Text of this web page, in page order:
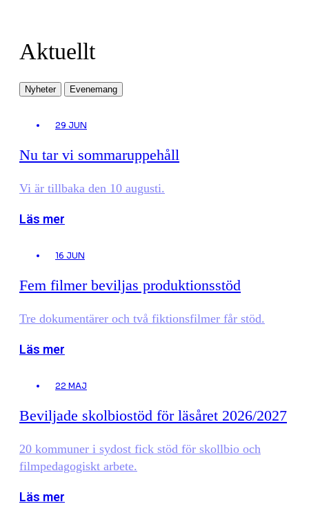
Aktuellt
Nyheter Evenemang
29 JUN
Nu tar vi sommaruppehåll
Vi är tillbaka den 10 augusti.
Läs mer
16 JUN
Fem filmer beviljas produktionsstöd
Tre dokumentärer och två fiktionsfilmer får stöd.
Läs mer
22 MAJ
Beviljade skolbiostöd för läsåret 2026/2027
20 kommuner i sydost fick stöd för skollbio och
filmpedagogiskt arbete.
Läs mer